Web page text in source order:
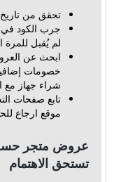
تحقق من تاريخ
جرب الكود في
لم يُقبل للمرة
ابحث عن
خصومات
شراء جهاز مع
تابع صفحات
موقع ارجاع
عروض متجر
تستحق الاهتمام